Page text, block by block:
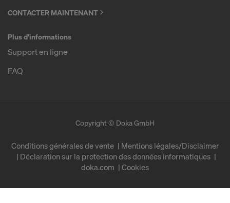
CONTACTER MAINTENANT
Plus d'informations
Support en ligne
FAQ
Copyright © Doka GmbH
Conditions générales de vente
Mentions légales/Disclaimer
Déclaration sur la protection des données informatiques
doka.com
Cookies